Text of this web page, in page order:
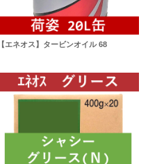
【エネオス】タービンオイル 68